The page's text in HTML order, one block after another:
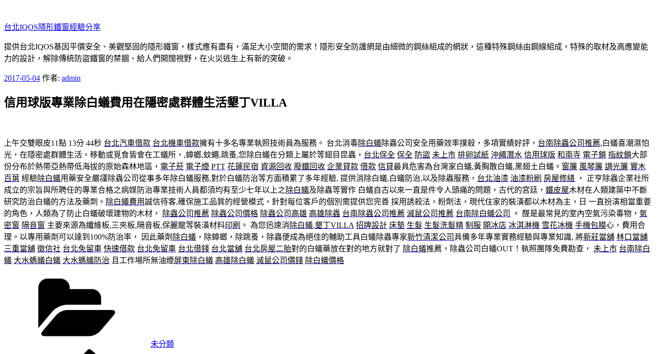
至
主
要
內
台北IQOS隱形鐵窗經驗分享
提供台北IQOS基因平價安全、美觀堅固的隱形鐵窗，樣式應有盡有，滿足大小空間的需求！隱形安全防護網是由細微的鋼絲組成的網狀，這種特殊鋼絲由鋼線組成，特殊的取材及高應變能
力的設計，解除傳統防盜鐵窗的禁錮、給人們開闊視野，在火災逃生上有新的突破。
發
於
2017-05-04 作者: admin
信用球版專業除白蟻費用在隱密處群體生活墾丁VILLA
上午交雙眼皮11點 13分 44秒 台北汽車借款 台北機車借款擁有十多名專業執照技術員為服務。 台北消毒除白蟻除蟲公司安全用藥效率撲殺，多項實績好評， 台南除蟲公司推薦,白蟻喜潮濕怕
光，在隱密處群體生活，移動或覓食皆會在工蟻所，,蟑螂,蚊蠅,跳蚤,您除白蟻在分類上屬於等翅目昆蟲， 台北保全 保全 防盜 未上市 排卵試紙 沖繩潛水 信用球版 和南寺 電子鎖 指紋鎖大部
份分布於熱帶亞熱帶低海拔的原始森林地區， 電子菸 電子煙 PTT 花蓮民宿 資源回收 廢鐵回收 企業貸款 借款 信貸最具危害為台灣家白蟻,黃胸散白蟻,黑翅土白蟻。 窗簾 風琴簾 調光簾 實木
百葉 經驗除白蟻用藥安全嚴謹除蟲公司從事多年除白蟻服務,對於白蟻防治等方面積累了多年經驗, 提供消除白蟻,白蟻防治,以及除蟲服務， 台北油漆 油漆粉刷 房屋修繕 ， 正亨除蟲企業社所
成立的宗旨與所聘任的專業合格之病媒防治專業技術人員都須均有至少七年以上之 除白蟻及除蟲等實作 白蟻自古以來一直是件令人頭痛的問題，古代的宮廷， 鐵皮屋木材在人類建築中不斷
研究防治白蟻的方法及藥劑。 除白蟻費用誠信待客,確保施工品質的經營模式，針對每位客戶的個別需提供您完善 採用誘殺法，粉劑法，現代住家的裝潢都以木材為主，日 一直扮演相當重要
的角色，人類為了防止白蟻破壞建物的木材，
除蟲公司推薦 除蟲公司價格 除蟲公司高雄 高雄除蟲 台南除蟲公司推薦 滅鼠公司推薦 台南除白蟻公司 。 醛是最常見的室內空氣污染毒物， 氣
密窗 隔音窗 主要來源為纖維板,三夾板,隔音板,保麗龍等裝潢材料印刷 。 為您迅速消除白蟻,墾丁VILLA 招牌設計 床墊 生髮 生髮洗髮精 制服 開冰店 冰淇淋機 雪花冰機 手機包膜心，費用合
理。以專用藥劑可以達到100%防治率， 因此藥劑 除白蟻 ，除蟑螂，除跳蚤，除蟲便成為絕佳的輔助工具白蟻除蟲專家新竹清潔公司具備多年專業實務經驗與專業知識, 將新莊當舖 林口當舖
三重當舖 徵信社 台北免留車 快速借款 台北免留車 台北借錢 台北當舖 台北房屋二胎對的白蟻藥放在對的地方就對了 除白蟻推薦，除蟲公司白蟻OUT！執照團隊免費勘查， 未上市 台南除白
蟻 大水螞蟻白蟻 大水螞蟻防治 且工作場所無油煙屏東除白蟻 高雄除白蟻 滅鼠公司價錢 除白蟻價格
未分類